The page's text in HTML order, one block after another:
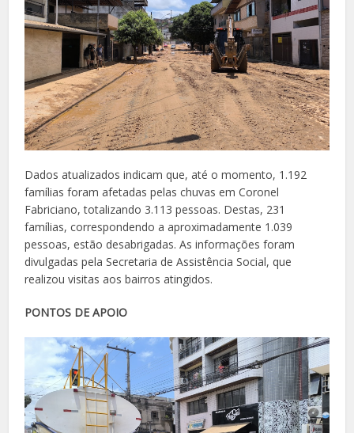
Dados atualizados indicam que, até o momento, 1.192
famílias foram afetadas pelas chuvas em Coronel
Fabriciano, totalizando 3.113 pessoas. Destas, 231
famílias, correspondendo a aproximadamente 1.039
pessoas, estão desabrigadas. As informações foram
divulgadas pela Secretaria de Assistência Social, que
realizou visitas aos bairros atingidos.
PONTOS DE APOIO